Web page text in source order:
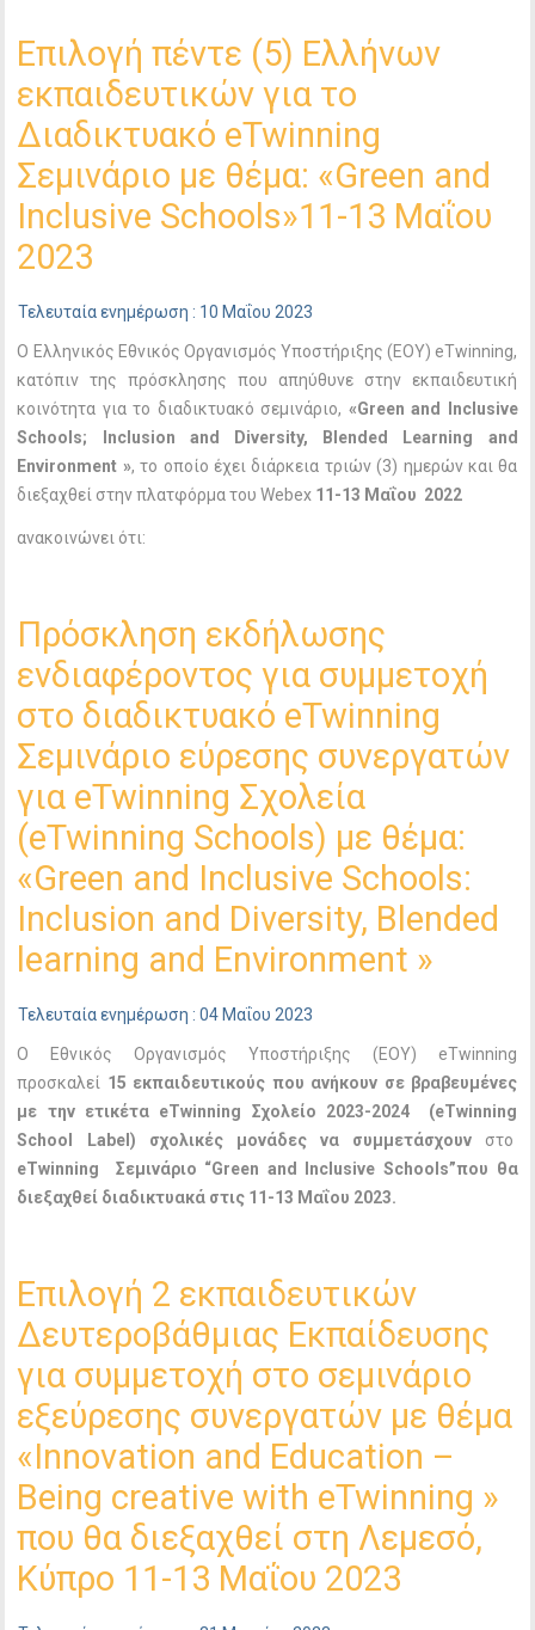
Επιλογή πέντε (5) Ελλήνων
εκπαιδευτικών για το
Διαδικτυακό eTwinning
Σεμινάριο με θέμα: «Green and
Inclusive Schools»11-13 Μαΐου
2023
Τελευταία ενημέρωση : 10 Μαΐου 2023
Ο Ελληνικός Εθνικός Οργανισμός Υποστήριξης (ΕΟΥ) eTwinning,
κατόπιν της πρόσκλησης που απηύθυνε στην εκπαιδευτική
κοινότητα για το διαδικτυακό σεμινάριο, «Green and
Inclusive
Schools; Inclusion and Diversity, Blended Learning
and
Environment », το οποίο έχει διάρκεια τριών (3) ημερών και θα
διεξαχθεί στην πλατφόρμα του Webex 11-13 Μαΐου 2022
ανακοινώνει ότι:
Πρόσκληση εκδήλωσης
ενδιαφέροντος για συμμετοχή
στο διαδικτυακό eTwinning
Σεμινάριο εύρεσης συνεργατών
για eTwinning Σχολεία
(eTwinning Schools) με θέμα:
«Green and Inclusive Schools:
Inclusion and Diversity, Blended
learning and Environment »
Τελευταία ενημέρωση : 04 Μαΐου 2023
Ο Εθνικός Οργανισμός Υποστήριξης (ΕΟΥ) eTwinning
προσκαλεί 15 εκπαιδευτικούς που ανήκουν σε βραβευμένες
με την ετικέτα eTwinning Σχολείο 2023-2024 (eTwinning
School
Label ) σχολικές μονάδες να συμμετάσχουν στο
eTwinning
Σεμινάριο “Green and Inclusive Schools”που θα
διεξαχθεί διαδικτυακά στις 11-13 Μαΐου 2023.
Επιλογή 2 εκπαιδευτικών
Δευτεροβάθμιας Εκπαίδευσης
για συμμετοχή στο σεμινάριο
εξεύρεσης συνεργατών με θέμα
«Innovation and Education –
Being creative with eTwinning »
που θα διεξαχθεί στη Λεμεσό,
Κύπρο 11-13 Μαΐου 2023